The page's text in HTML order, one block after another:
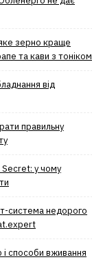
зерно краще
та кави з тоніком
від
правильну
Secret: у чому
система недорого
способи вживання